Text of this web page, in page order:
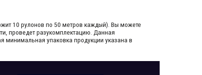
10 рулонов по 50 метров каждый).​ Вы можете
проведет разукомплектацию. Данная
минимальная упаковка продукции указана в